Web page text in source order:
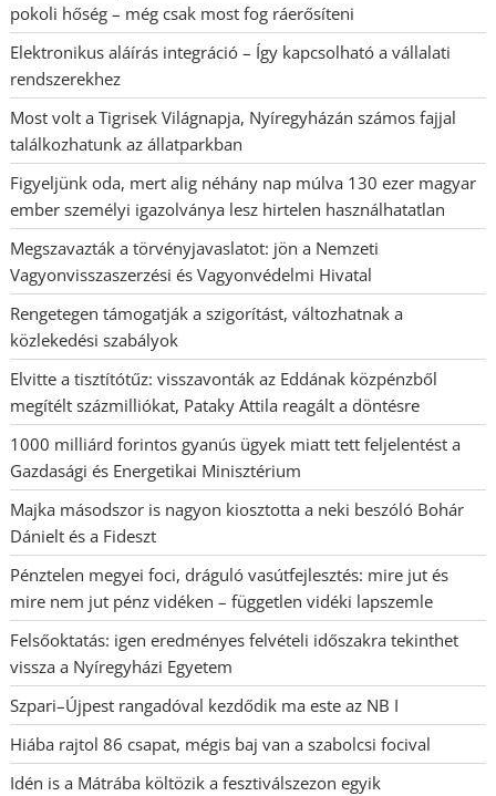
pokoli hőség – még csak most fog ráerősíteni
Elektronikus aláírás integráció – Így kapcsolható a vállalati
rendszerekhez
Most volt a Tigrisek Világnapja, Nyíregyházán számos fajjal
találkozhatunk az állatparkban
Figyeljünk oda, mert alig néhány nap múlva 130 ezer magyar
ember személyi igazolványa lesz hirtelen használhatatlan
Megszavazták a törvényjavaslatot: jön a Nemzeti
Vagyonvisszaszerzési és Vagyonvédelmi Hivatal
Rengetegen támogatják a szigorítást, változhatnak a
közlekedési szabályok
Elvitte a tisztítótűz: visszavonták az Eddának közpénzből
megítélt százmilliókat, Pataky Attila reagált a döntésre
1000 milliárd forintos gyanús ügyek miatt tett feljelentést a
Gazdasági és Energetikai Minisztérium
Majka másodszor is nagyon kiosztotta a neki beszóló Bohár
Dánielt és a Fideszt
Pénztelen megyei foci, dráguló vasútfejlesztés: mire jut és
mire nem jut pénz vidéken – független vidéki lapszemle
Felsőoktatás: igen eredményes felvételi időszakra tekinthet
vissza a Nyíregyházi Egyetem
Szpari–Újpest rangadóval kezdődik ma este az NB I
Hiába rajtol 86 csapat, mégis baj van a szabolcsi focival
Idén is a Mátrába költözik a fesztiválszezon egyik